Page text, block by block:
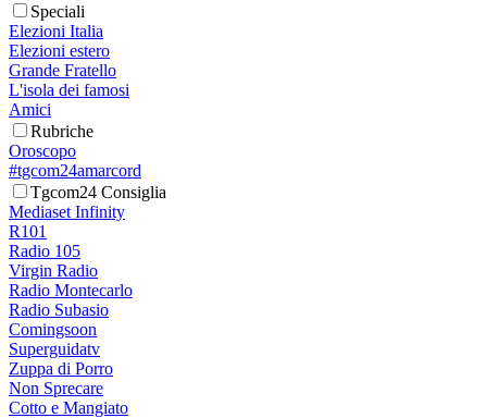
Speciali
Elezioni Italia
Elezioni estero
Grande Fratello
L'isola dei famosi
Amici
Rubriche
Oroscopo
#tgcom24amarcord
Tgcom24 Consiglia
Mediaset Infinity
R101
Radio 105
Virgin Radio
Radio Montecarlo
Radio Subasio
Comingsoon
Superguidatv
Zuppa di Porro
Non Sprecare
Cotto e Mangiato